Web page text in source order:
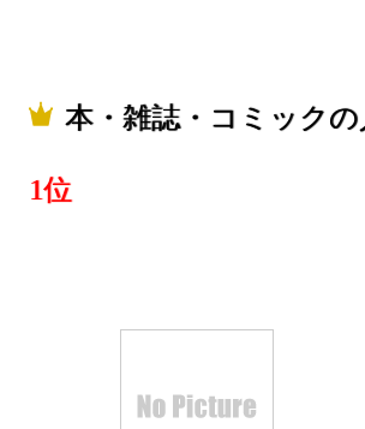
本・雑誌・コミック
1位